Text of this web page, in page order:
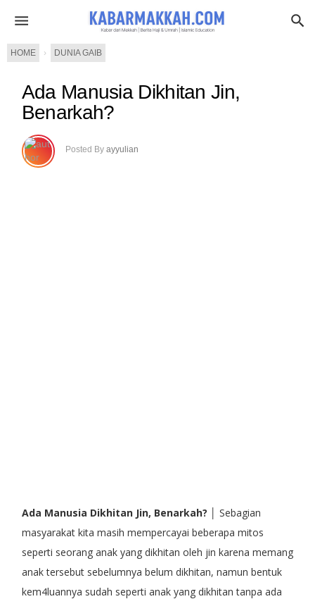
HOME › DUNIA GAIB
Ada Manusia Dikhitan Jin,
Benarkah?
Posted By ayyulian
Ada Manusia Dikhitan Jin, Benarkah? │ Sebagian
masyarakat kita masih mempercayai beberapa mitos
seperti seorang anak yang dikhitan oleh jin karena memang
anak tersebut sebelumnya belum dikhitan, namun bentuk
kem4luannya sudah seperti anak yang dikhitan tanpa ada